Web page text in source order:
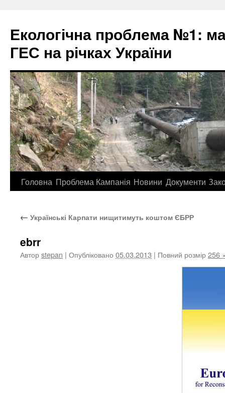
Екологічна проблема №1:
ГЕС на річках України
Перейти
контенту
Головна Проблема Кампанія Новини Документи
← Українські Карпати нищитимуть коштом ЄБРР
ebrr
Авторstepan | Опубліковано 05.03.2013 | Повний розмір256